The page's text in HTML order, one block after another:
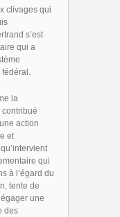
clivages qui
s’est
qui a
fédéral.
la
action
et
qui
à l’égard du
tente de
une
des